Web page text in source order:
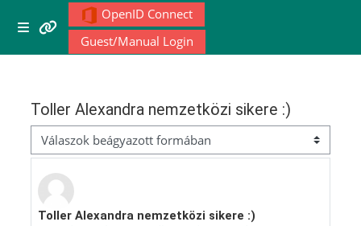
Tovább a fő tartalomhoz
OldalpanelMenu 1
Moodle community
Moodle free support
Moodle Docs
OpenID Connect
Guest/Manual Login
Toller Alexandra nemzetközi sikere :)
Megjelenítési mód
Toller Alexandra nemzetközi sikere :)
Válaszok szám: 0